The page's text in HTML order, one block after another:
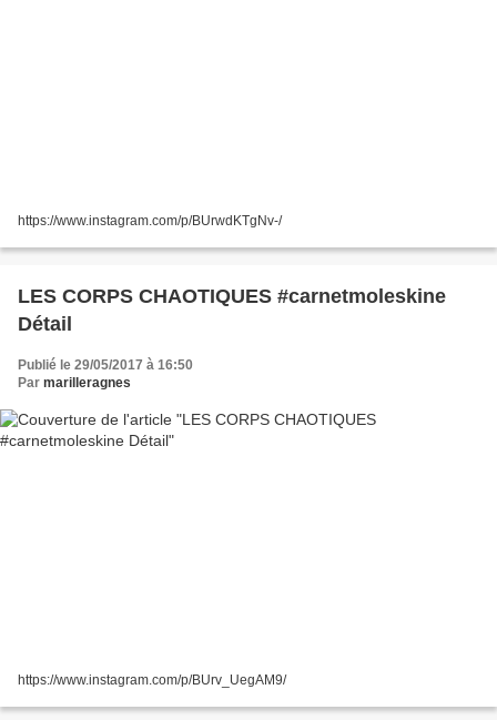
https://www.instagram.com/p/BUrwdKTgNv-/
LES CORPS CHAOTIQUES #carnetmoleskine
Détail
Publié le 29/05/2017 à 16:50
Par marilleragnes
https://www.instagram.com/p/BUrv_UegAM9/